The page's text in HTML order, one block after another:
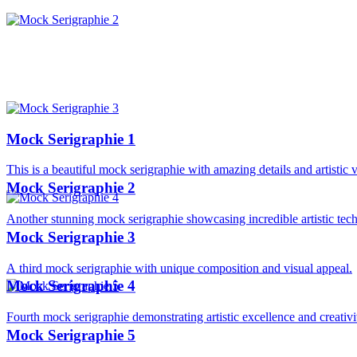
Mock Serigraphie 1
This is a beautiful mock serigraphie with amazing details and artistic
Mock Serigraphie 2
Another stunning mock serigraphie showcasing incredible artistic
Mock Serigraphie 3
A third mock serigraphie with unique composition and visual appeal.
Mock Serigraphie 4
Fourth mock serigraphie demonstrating artistic excellence and
Mock Serigraphie 5